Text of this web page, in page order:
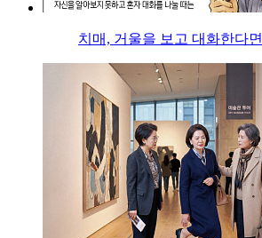
치매, 거울을 보고 대화한다면